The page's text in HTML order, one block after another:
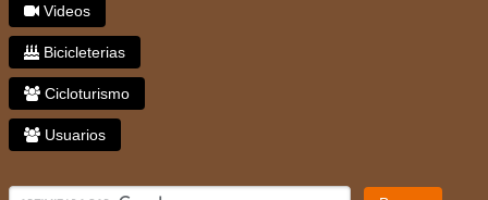
Videos
Bicicleterias
Cicloturismo
Usuarios